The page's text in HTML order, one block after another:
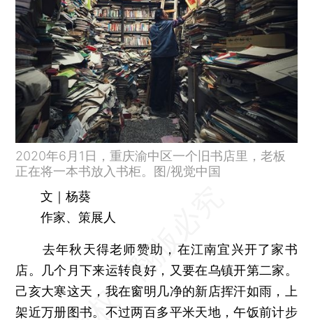
2020年6月1日，重庆渝中区一个旧书店里，老板
正在将一本书放入书柜。图/视觉中国
文｜杨葵
作家、策展人
去年秋天得老师赞助，在江南宜兴开了家书
店。几个月下来运转良好，又要在乌镇开第二家。
己亥大寒这天，我在窗明几净的新店挥汗如雨，上
架近万册图书。不过两百多平米天地，午饭前计步